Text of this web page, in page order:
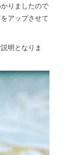
りましたので
アップさせて
明となりま